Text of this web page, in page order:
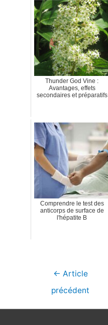
Thunder God Vine :
Avantages, effets
secondaires et préparatifs
Comprendre le test des
anticorps de surface de
l'hépatite B
Navigation
← Article
précédent